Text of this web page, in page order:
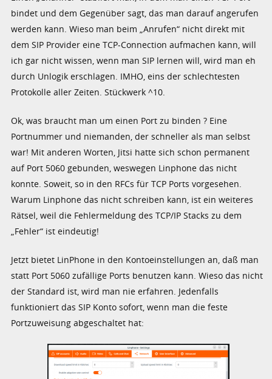
bindet und dem Gegenüber sagt, das man darauf angerufen
werden kann. Wieso man beim „Anrufen“ nicht direkt mit
dem SIP Provider eine TCP-Connection aufmachen kann, will
ich gar nicht wissen, wenn man SIP lernen will, wird man eh
durch Unlogik erschlagen. IMHO, eins der schlechtesten
Protokolle aller Zeiten. Stückwerk ^10.
Ok, was braucht man um einen Port zu binden ? Eine
Portnummer und niemanden, der schneller als man selbst
war! Mit anderen Worten, Jitsi hatte sich schon permanent
auf Port 5060 gebunden, weswegen Linphone das nicht
konnte. Soweit, so in den RFCs für TCP Ports vorgesehen.
Warum Linphone das nicht schreiben kann, ist ein weiteres
Rätsel, weil die Fehlermeldung des TCP/IP Stacks zu dem
„Fehler“ ist eindeutig!
Jetzt bietet LinPhone in den Kontoeinstellungen an, daß man
statt Port 5060 zufällige Ports benutzen kann. Wieso das nicht
der Standard ist, wird man nie erfahren. Jedenfalls
funktioniert das SIP Konto sofort, wenn man die feste
Portzuweisung abgeschaltet hat: